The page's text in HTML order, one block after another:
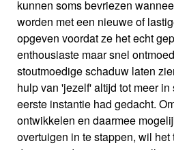
kunnen soms bevriezen
worden met een nieuwe of
opgeven voordat ze het echt
enthousiaste maar snel
stoutmoedige schaduw laten
hulp van 'jezelf' altijd tot meer
eerste instantie had gedacht.
ontwikkelen en daarmee
overtuigen in te stappen, wil